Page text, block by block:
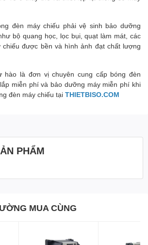
đèn máy chiếu phải vệ sinh bảo dưỡng
bộ quang học, lọc bụi, quạt làm mát, các
chiếu được bền và hình ảnh đạt chất lượng
hào là đơn vị chuyên cung cấp bóng đèn
miễn phí và bảo dưỡng máy miễn phí khi
đèn máy chiếu tại THIETBISO.COM
PHẨM
MUA CÙNG